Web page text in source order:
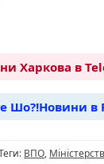
Харкова в
Шо?!Новини в
ВПО,